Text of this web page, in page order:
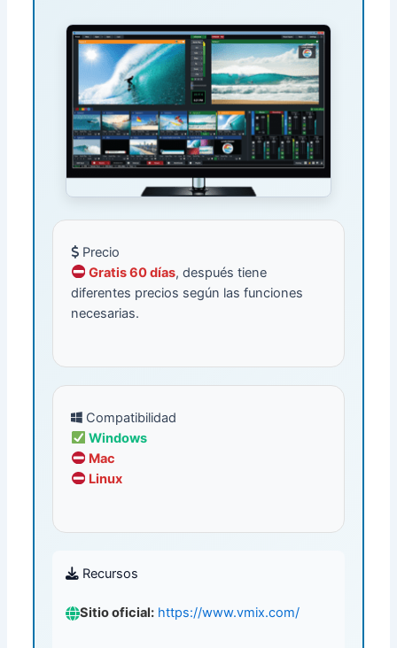
Precio
Gratis 60 días, después tiene
diferentes precios según las funciones
necesarias.
Compatibilidad
Windows
Mac
Linux
Recursos
Sitio oficial: https://www.vmix.com/